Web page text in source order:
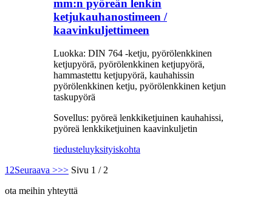
mm:n pyöreän lenkin
ketjukauhanostimeen /
kaavinkuljettimeen
Luokka: DIN 764 -ketju, pyörölenkkinen
ketjupyörä, pyörölenkkinen ketjupyörä,
hammastettu ketjupyörä, kauhahissin
pyörölenkkinen ketju, pyörölenkkinen ketjun
taskupyörä
Sovellus: pyöreä lenkkiketjuinen kauhahissi,
pyöreä lenkkiketjuinen kaavinkuljetin
tiedusteluyksityiskohta
1 2Seuraava >>> Sivu 1 / 2
ota meihin yhteyttä